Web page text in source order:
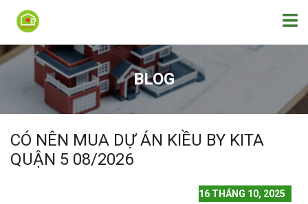
BLOG
CÓ NÊN MUA DỰ ÁN KIỀU BY KITA
QUẬN 5 08/2026
16 THÁNG 10, 2025